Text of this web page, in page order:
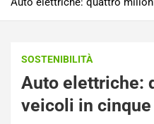
SOSTENIBILITÀ
Auto elettriche:
veicoli in cinque